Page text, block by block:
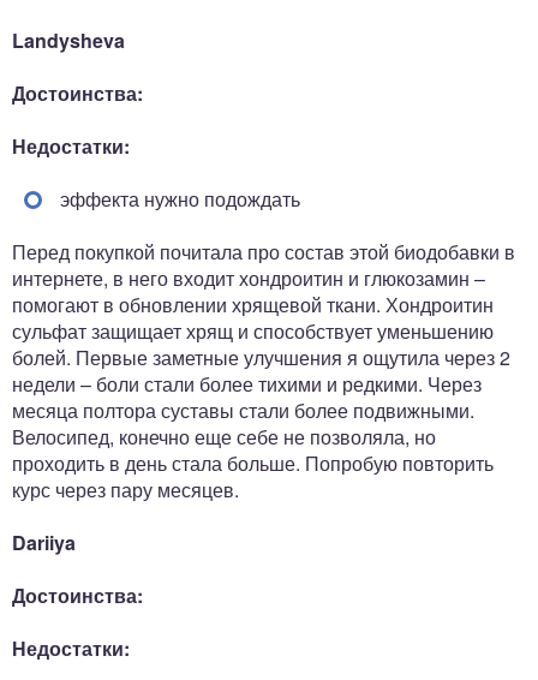
Landysheva
Достоинства:
Недостатки:
эффекта нужно подождать
Перед покупкой почитала про состав этой биодобавки в
интернете, в него входит хондроитин и глюкозамин –
помогают в обновлении хрящевой ткани. Хондроитин
сульфат защищает хрящ и способствует уменьшению
болей. Первые заметные улучшения я ощутила через 2
недели – боли стали более тихими и редкими. Через
месяца полтора суставы стали более подвижными.
Велосипед, конечно еще себе не позволяла, но
проходить в день стала больше. Попробую повторить
курс через пару месяцев.
Dariiya
Достоинства:
Недостатки: